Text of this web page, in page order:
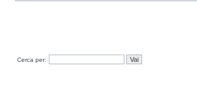
Cerca per: